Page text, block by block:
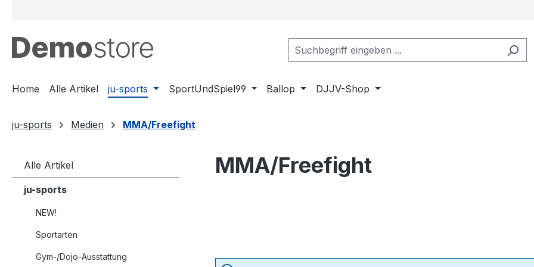
Home Alle Artikel ju-sports SportUndSpiel99 Ballop DJJV-Shop
ju-sports Medien MMA/Freefight
Alle Artikel
ju-sports
NEW!
Sportarten
Gym-/Dojo-Ausstattung
MMA/Freefight